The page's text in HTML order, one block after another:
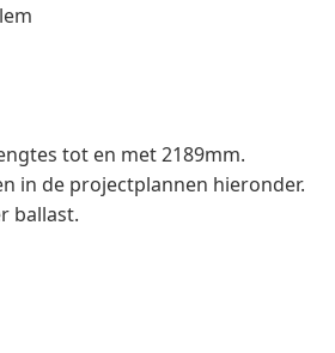
tot en met 2189mm.
in de projectplannen hieronder.
ballast.